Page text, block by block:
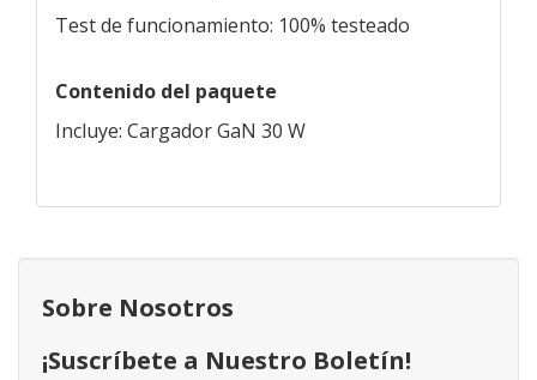
Test de funcionamiento: 100% testeado
Contenido del paquete
Incluye: Cargador GaN 30 W
Sobre Nosotros
¡Suscríbete a Nuestro Boletín!